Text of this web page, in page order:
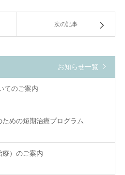
次の記事
お知らせ一覧
てのご案内
めの短期治療プログラム
療）のご案内